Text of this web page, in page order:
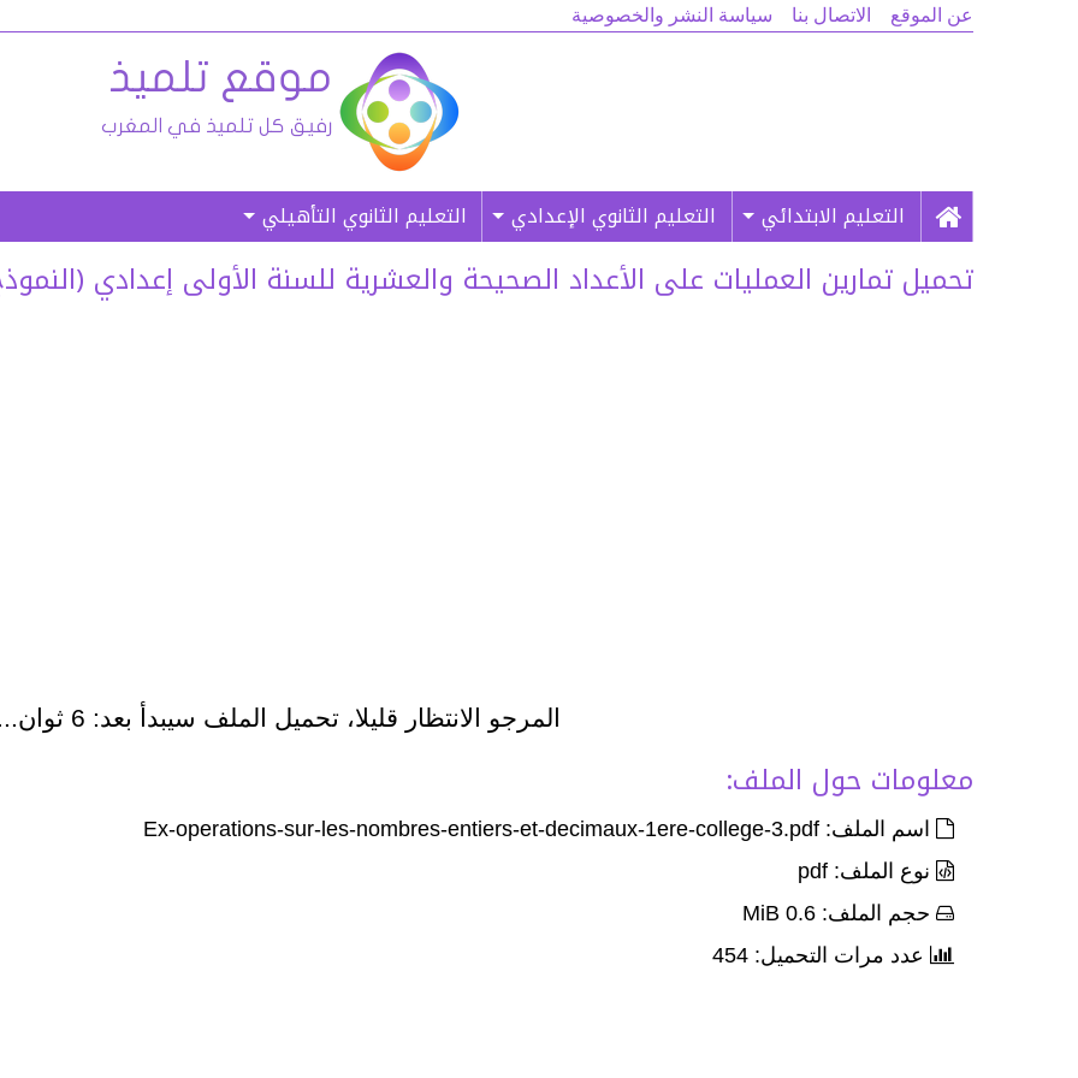
عن الموقع الاتصال بنا سياسة النشر والخصوصية
التعليم الابتدائي التعليم الثانوي الإعدادي التعليم الثانوي التأهيلي
تحميل تمارين العمليات على الأعداد الصحيحة والعشرية للسنة الأولى إعدادي (النموذج 03) – (غ.
المرجو الانتظار قليلا، تحميل الملف سيبدأ بعد: 6 ثوان...
معلومات حول الملف:
اسم الملف: Ex-operations-sur-les-nombres-entiers-et-decimaux-1ere-college-3.pdf
نوع الملف: pdf
حجم الملف: 0.6 MiB
عدد مرات التحميل: 454